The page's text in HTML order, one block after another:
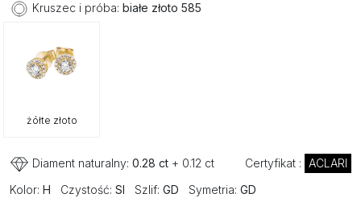
Kruszec i próba: białe złoto 585
żółte złoto
Diament naturalny: 0.28 ct + 0.12 ct Certyfikat : ACLARI
Kolor: H Czystość: SI Szlif: GD Symetria: GD